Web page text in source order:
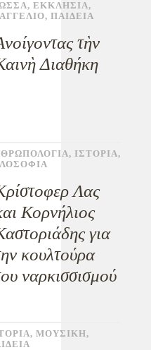
, ΕΚΚΛΗΣΙΑ,
, ΠΑΙΔΕΙΑ
τὴν
Διαθήκη
, ΙΣΤΟΡΙΑ,
Λας
Κορνήλιος
για
κουλτούρα
ναρκισσισμού
, ΜΟΥΣΙΚΗ,